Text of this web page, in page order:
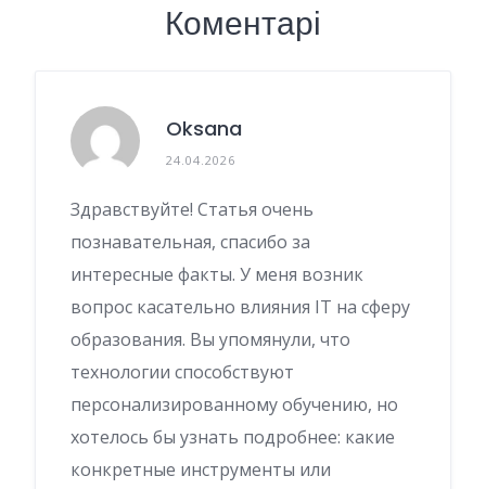
Коментарі
Oksana
24.04.2026
Здравствуйте! Статья очень
познавательная, спасибо за
интересные факты. У меня возник
вопрос касательно влияния IT на сферу
образования. Вы упомянули, что
технологии способствуют
персонализированному обучению, но
хотелось бы узнать подробнее: какие
конкретные инструменты или